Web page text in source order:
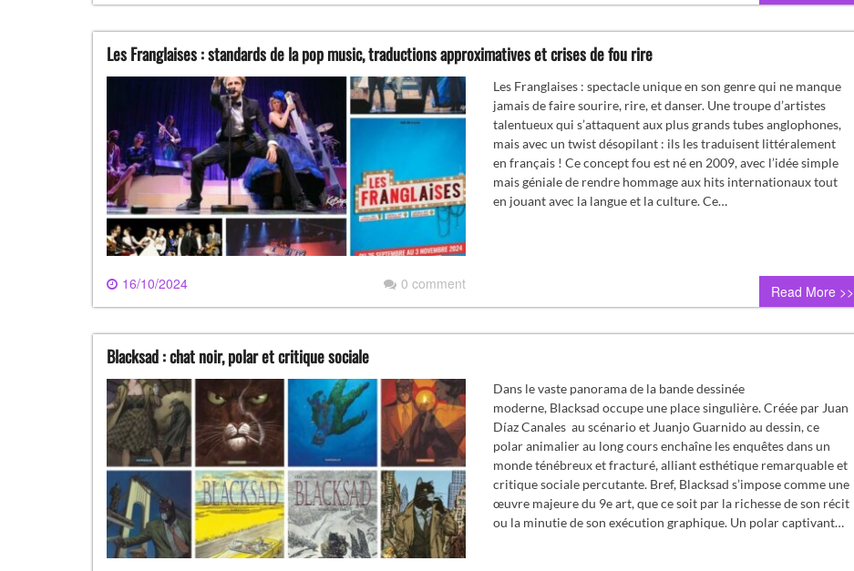
Les Franglaises : standards de la pop music, traductions approximatives et crises de fou rire
16/10/2024 0 comment
Les Franglaises : spectacle unique en son genre qui ne manque
jamais de faire sourire, rire, et danser. Une troupe d’artistes
talentueux qui s’attaquent aux plus grands tubes anglophones,
mais avec un twist désopilant : ils les traduisent littéralement
en français ! Ce concept fou est né en 2009, avec l’idée simple
mais géniale de rendre hommage aux hits internationaux tout
en jouant avec la langue et la culture. Ce…
Read More >>
Blacksad : chat noir, polar et critique sociale
Dans le vaste panorama de la bande dessinée
moderne, Blacksad occupe une place singulière. Créée par Juan
Díaz Canales au scénario et Juanjo Guarnido au dessin, ce
polar animalier au long cours enchaîne les enquêtes dans un
monde ténébreux et fracturé, alliant esthétique remarquable et
critique sociale percutante. Bref, Blacksad s’impose comme une
œuvre majeure du 9e art, que ce soit par la richesse de son récit
ou la minutie de son exécution graphique. Un polar captivant…